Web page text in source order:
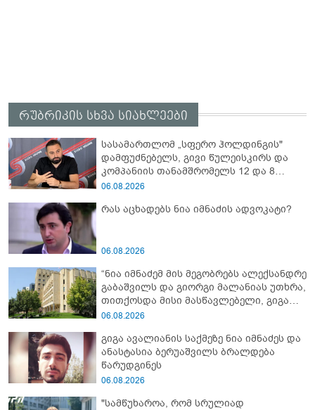
რუბრიკის სხვა სიახლეები
სასამართლომ „სფერო ჰოლდინგის"
დამფუძნებელს, გივი წულეისკირს და
კომპანიის თანამშრომელს 12 და 8
წლით თავისუფლების აღკვეთა
06.08.2026
რას აცხადებს ნია იმნაძის ადვოკატი?
06.08.2026
“ნია იმნაძემ მის მეგობრებს ალექსანდრე
გაბაშვილს და გიორგი მალანიას უთხრა,
თითქოსდა მისი მასწავლებელი, გიგა
ავალიანი ზედმეტ ყურადღებას იჩენდა
გაბაშვილი წააქეზა” - პროკურატურა
06.08.2026
გიგა ავალიანის საქმეზე ნია იმნაძეს და
ანასტასია ბერუაშვილს ბრალდება
წარუდგინეს
06.08.2026
"სამწუხაროა, რომ სრულიად